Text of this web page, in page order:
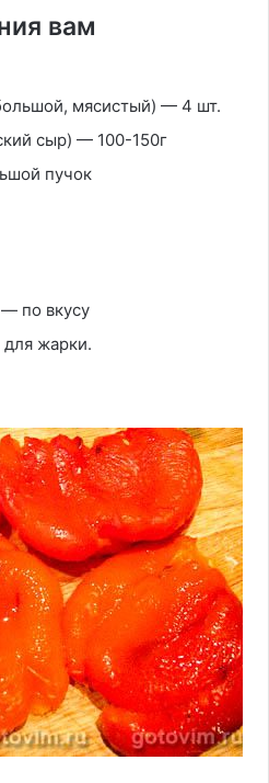
вам
мясистый) — 4 шт.
сыр) — 100-150г
пучок
по вкусу
для жарки.